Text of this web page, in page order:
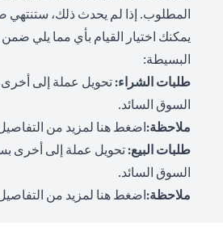
المطلوب. إذا لم يحدث ذلك، ستنتهي
يمكنك اختيار القيام بأي مما يلي
البسيطة:
طلبات الشراء:تحويل عملة إلى
السوق السائد.
ملاحظة:اضغط هنا لمزيد من
طلبات البيع:تحويل عملة إلى أخرى
السوق السائد.
ملاحظة:اضغط هنا لمزيد من